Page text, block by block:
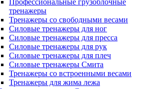
Профессиональные грузоблочные
тренажеры
Тренажеры со свободными весами
Силовые тренажеры для ног
Силовые тренажеры для пресса
Силовые тренажеры для рук
Силовые тренажеры для плеч
Силовые тренажеры Смита
Тренажеры со встроенными весами
Тренажеры для жима лежа